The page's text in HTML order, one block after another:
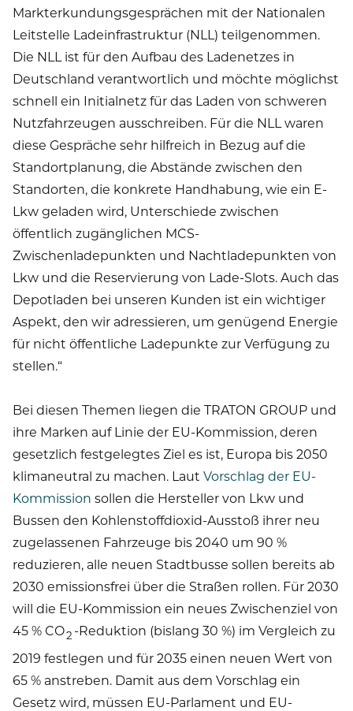
Markterkundungsgesprächen mit der Nationalen
Leitstelle Ladeinfrastruktur (NLL) teilgenommen.
Die NLL ist für den Aufbau des Ladenetzes in
Deutschland verantwortlich und möchte möglichst
schnell ein Initialnetz für das Laden von schweren
Nutzfahrzeugen ausschreiben. Für die NLL waren
diese Gespräche sehr hilfreich in Bezug auf die
Standortplanung, die Abstände zwischen den
Standorten, die konkrete Handhabung, wie ein E-
Lkw geladen wird, Unterschiede zwischen
öffentlich zugänglichen MCS-
Zwischenladepunkten und Nachtladepunkten von
Lkw und die Reservierung von Lade-Slots. Auch das
Depotladen bei unseren Kunden ist ein wichtiger
Aspekt, den wir adressieren, um genügend Energie
für nicht öffentliche Ladepunkte zur Verfügung zu
stellen.“
Bei diesen Themen liegen die TRATON GROUP und
ihre Marken auf Linie der EU-Kommission, deren
gesetzlich festgelegtes Ziel es ist, Europa bis 2050
klimaneutral zu machen. Laut Vorschlag der EU-
Kommission sollen die Hersteller von Lkw und
Bussen den Kohlenstoffdioxid-Ausstoß ihrer neu
zugelassenen Fahrzeuge bis 2040 um 90 %
reduzieren, alle neuen Stadtbusse sollen bereits ab
2030 emissionsfrei über die Straßen rollen. Für 2030
will die EU-Kommission ein neues Zwischenziel von
45 % CO2 -Reduktion (bislang 30 %) im Vergleich zu
2019 festlegen und für 2035 einen neuen Wert von
65 % anstreben. Damit aus dem Vorschlag ein
Gesetz wird, müssen EU-Parlament und EU-